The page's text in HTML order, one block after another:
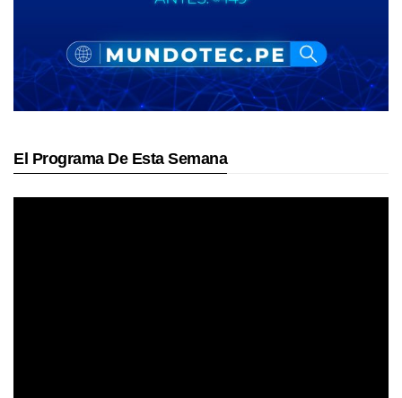
El Programa De Esta Semana